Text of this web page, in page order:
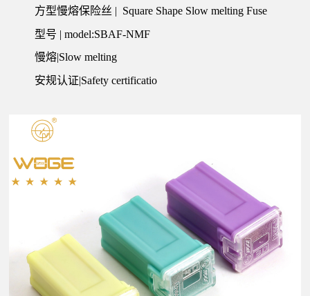
方型慢熔保险丝 | Square Shape Slow melting Fuse
型号 | model:SBAF-NMF
慢熔|Slow melting
安规认证|Safety certificatio